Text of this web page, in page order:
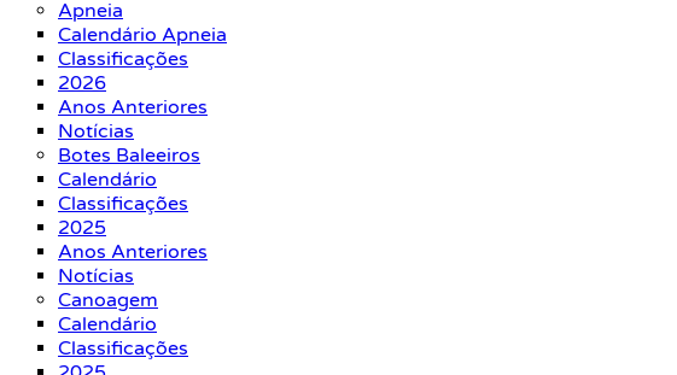
Apneia
Calendário Apneia
Classificações
2026
Anos Anteriores
Notícias
Botes Baleeiros
Calendário
Classificações
2025
Anos Anteriores
Notícias
Canoagem
Calendário
Classificações